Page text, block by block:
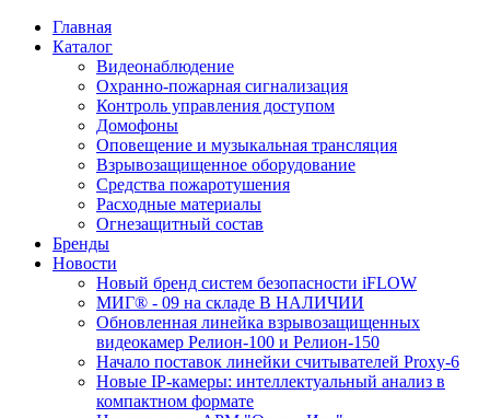
Главная
Каталог
Видеонаблюдение
Охранно-пожарная сигнализация
Контроль управления доступом
Домофоны
Оповещение и музыкальная трансляция
Взрывозащищенное оборудование
Средства пожаротушения
Расходные материалы
Огнезащитный состав
Бренды
Новости
Новый бренд систем безопасности iFLOW
МИГ® - 09 на складе В НАЛИЧИИ
Обновленная линейка взрывозащищенных
видеокамер Релион-100 и Релион-150
Начало поставок линейки считывателей Proxy-6
Новые IP-камеры: интеллектуальный анализ в
компактном формате